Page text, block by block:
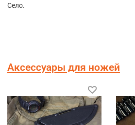
Село.
Аксессуары для ножей